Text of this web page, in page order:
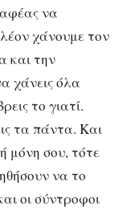
να
χάνουμε τον
και την
χάνεις όλα
το γιατί.
τα πάντα. Και
μόνη σου, τότε
να το
οι σύντροφοι